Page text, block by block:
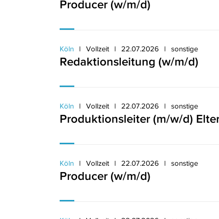
Producer (w/m/d)
Köln Vollzeit 22.07.2026 sonstige
Redaktionsleitung (w/m/d)
Köln Vollzeit 22.07.2026 sonstige
Produktionsleiter (m/w/d)
Köln Vollzeit 22.07.2026 sonstige
Producer (w/m/d)